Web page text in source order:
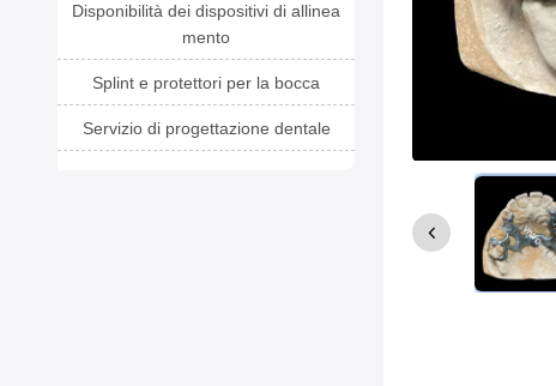
Disponibilità dei dispositivi di allinea
mento
Splint e protettori per la bocca
Servizio di progettazione dentale